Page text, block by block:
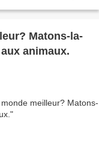
Matons-la-
animaux.